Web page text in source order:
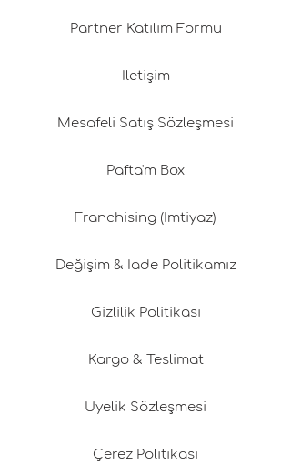
Partner Katılım Formu
İletişim
Mesafeli Satış Sözleşmesi
Pafta'm Box
Franchising (İmtiyaz)
Değişim & İade Politikamız
Gizlilik Politikası
Kargo & Teslimat
Üyelik Sözleşmesi
Çerez Politikası